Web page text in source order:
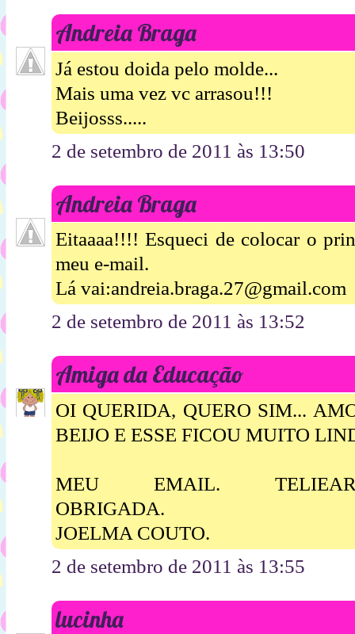
Andreia Braga
Já estou doida pelo molde...
Mais uma vez vc arrasou!!!
Beijosss.....
2 de setembro de 2011 às 13:50
Andreia Braga
Eitaaaa!!!! Esqueci de colocar o
meu e-mail.
Lá vai:andreia.braga.27@gmail.com
2 de setembro de 2011 às 13:52
Amiga da Educação
OI QUERIDA, QUERO SIM...
BEIJO E ESSE FICOU MUITO
MEU EMAIL.
OBRIGADA.
JOELMA COUTO.
2 de setembro de 2011 às 13:55
lucinha